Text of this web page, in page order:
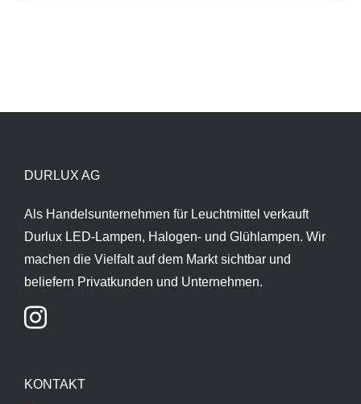
DURLUX AG
Als Handelsunternehmen für Leuchtmittel verkauft
Durlux LED-Lampen, Halogen- und Glühlampen. Wir
machen die Vielfalt auf dem Markt sichtbar und
beliefern Privatkunden und Unternehmen.
KONTAKT